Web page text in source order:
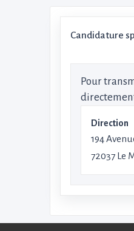
Candidature
Pour
Direction
194
72037 Le